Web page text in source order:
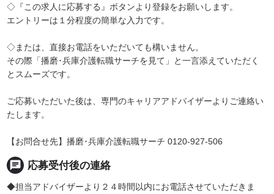
◇『この求人に応募する』ボタンより登録をお願いします。
エントリーは１分程度の簡単な入力です。
◇または、直接お電話をいただいても構いません。
その際「播磨･兵庫介護転職サーチを見て」と一言添えていただく
とスムーズです。
ご応募いただいた後は、専門のキャリアアドバイザーよりご連絡い
たします。
【お問合せ先】播磨･兵庫介護転職サーチ 0120-927-506
chat 応募受付後の連絡
◆担当アドバイザーより２４時間以内にお電話させていただきま